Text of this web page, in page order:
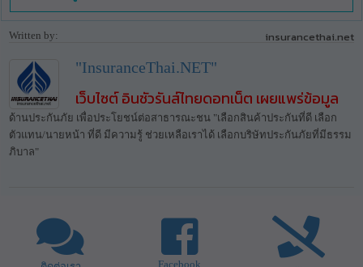
Written by: insurancethai.net
"InsuranceThai.NET"
เว็บไซต์ อินชัวรันส์ไทยดอทเน็ต เผยแพร่ข้อมูล
ด้านประกันภัย เพื่อประโยชน์ต่อสาธารณะชน "เลือกสินค้าประกันที่ดี เลือก
ตัวแทน/นายหน้า ที่ดี มีความรู้ ช่วยเหลือเราได้ เลือกบริษัทประกันภัยที่มีธรรม
ภิบาล"
Facebook ...